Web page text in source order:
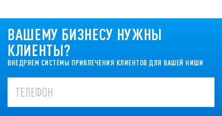
ВАШЕМУ БИЗНЕСУ НУЖНЫ
КЛИЕНТЫ?
ВНЕДРЯЕМ СИСТЕМЫ ПРИВЛЕЧЕНИЯ КЛИЕНТОВ ДЛЯ ВАШЕЙ НИШИ